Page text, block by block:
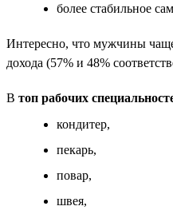
более стабильное
Интересно, что мужчины
дохода (57% и 48%
В топ рабочих
кондитер,
пекарь,
повар,
швея,